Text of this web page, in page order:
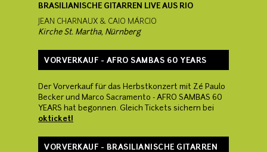
BRASILIANISCHE GITARREN LIVE AUS RIO
JEAN CHARNAUX & CAIO MÁRCIO
Kirche St. Martha, Nürnberg
VORVERKAUF - AFRO SAMBAS 60 YEARS
Der Vorverkauf für das Herbstkonzert mit Zé Paulo
Becker und Marco Sacramento - AFRO SAMBAS 60
YEARS hat begonnen. Gleich Tickets sichern bei
okticket!
VORVERKAUF - BRASILIANISCHE GITARREN